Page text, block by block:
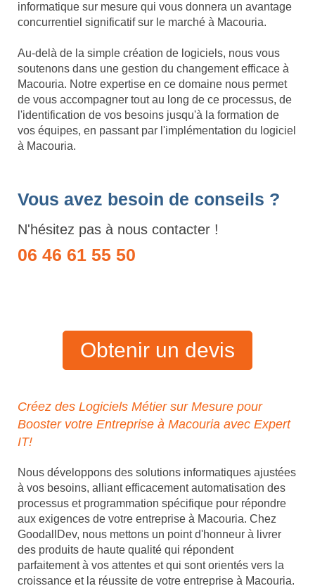
informatique sur mesure qui vous donnera un avantage
concurrentiel significatif sur le marché à Macouria.
Au-delà de la simple création de logiciels, nous vous
soutenons dans une gestion du changement efficace à
Macouria. Notre expertise en ce domaine nous permet
de vous accompagner tout au long de ce processus, de
l'identification de vos besoins jusqu'à la formation de
vos équipes, en passant par l'implémentation du logiciel
à Macouria.
Vous avez besoin de conseils ?
N'hésitez pas à nous contacter !
06 46 61 55 50
Obtenir un devis
Créez des Logiciels Métier sur Mesure pour
Booster votre Entreprise à Macouria avec Expert
IT!
Nous développons des solutions informatiques ajustées
à vos besoins, alliant efficacement automatisation des
processus et programmation spécifique pour répondre
aux exigences de votre entreprise à Macouria. Chez
GoodallDev, nous mettons un point d'honneur à livrer
des produits de haute qualité qui répondent
parfaitement à vos attentes et qui sont orientés vers la
croissance et la réussite de votre entreprise à Macouria.